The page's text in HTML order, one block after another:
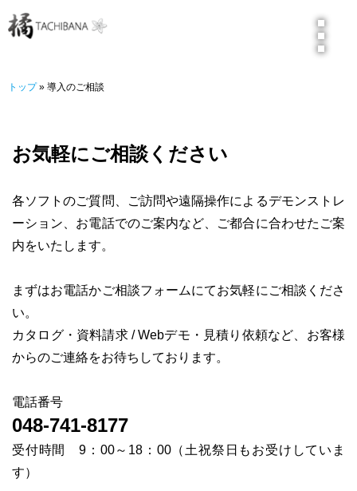
超お手軽！
3ステップ作成
お客様の声
橘・作品集
トップ» 導入のご相談
お気軽にご相談ください
各ソフトのご質問、ご訪問や遠隔操作によるデモンストレ
ーション、お電話でのご案内など、ご都合に合わせたご案
内をいたします。
まずはお電話かご相談フォームにてお気軽にご相談くださ
い。
カタログ・資料請求 / Webデモ・見積り依頼など、お客様
からのご連絡をお待ちしております。
電話番号
048-741-8177
受付時間 9：00～18：00（土祝祭日もお受けしていま
す）